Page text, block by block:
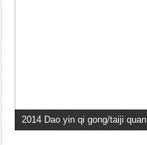
2014 Dao yin qi gong/taiji quan